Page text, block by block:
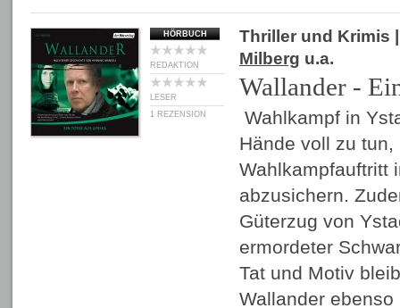
HÖRBUCH
REDAKTION
LESER
1 REZENSION
Thriller und Krimis
Milberg u.a.
Wallander -
Wahlkampf in
Hände voll zu tun,
Wahlkampfauftritt
abzusichern.
Güterzug von
ermordeter
Tat und Motiv
Wallander